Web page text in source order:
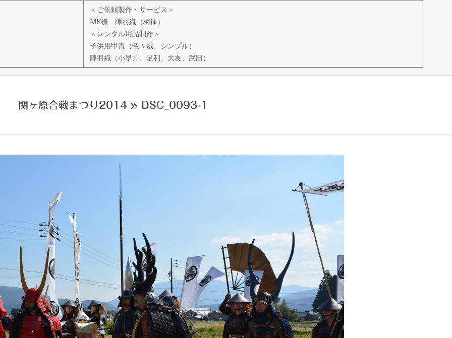
＜ご依頼製作・サービス＞
MK様 陣羽織（梅鉢）
＜レンタル用品制作＞
子供用甲冑（色々威、シンプル）
陣羽織（小早川、足利、大友、武田）
関ヶ原合戦まつり2014 » DSC_0093-1